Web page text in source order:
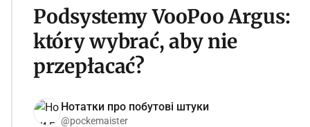
Podsystemy VooPoo Argus:
który wybrać, aby nie
przepłacać?
Нотатки про побутові штуки
@pockemaister